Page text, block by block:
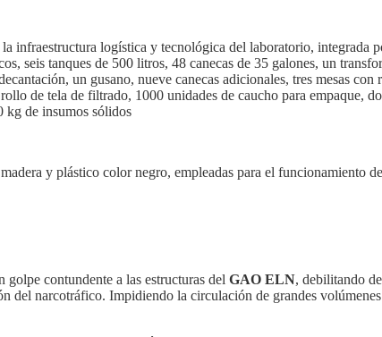
infraestructura logística y tecnológica del laboratorio, integrada
seis tanques de 500 litros, 48 canecas de 35 galones, un
un gusano, nueve canecas adicionales, tres mesas
de tela de filtrado, 1000 unidades de caucho para empaque,
kg de insumos sólidos
y plástico color negro, empleadas para el funcionamiento
contundente a las estructuras del GAO ELN, debilitando
del narcotráfico. Impidiendo la circulación de grandes